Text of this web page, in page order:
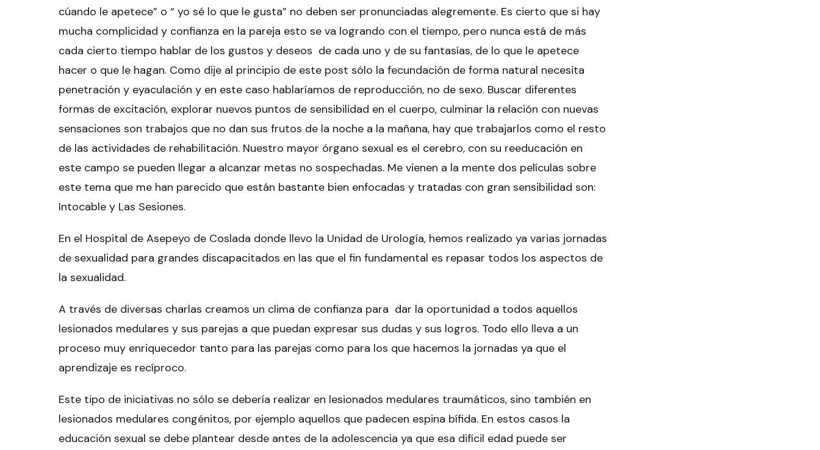
cúando le apetece” o “ yo sé lo que le gusta” no deben ser pronunciadas alegremente. Es cierto que si hay
mucha complicidad y confianza en la pareja esto se va logrando con el tiempo, pero nunca está de más
cada cierto tiempo hablar de los gustos y deseos de cada uno y de su fantasías, de lo que le apetece
hacer o que le hagan. Como dije al principio de este post sólo la fecundación de forma natural necesita
penetración y eyaculación y en este caso hablaríamos de reproducción, no de sexo. Buscar diferentes
formas de excitación, explorar nuevos puntos de sensibilidad en el cuerpo, culminar la relación con nuevas
sensaciones son trabajos que no dan sus frutos de la noche a la mañana, hay que trabajarlos como el resto
de las actividades de rehabilitación. Nuestro mayor órgano sexual es el cerebro, con su reeducación en
este campo se pueden llegar a alcanzar metas no sospechadas. Me vienen a la mente dos películas sobre
este tema que me han parecido que están bastante bien enfocadas y tratadas con gran sensibilidad son:
Intocable y Las Sesiones.
En el Hospital de Asepeyo de Coslada donde llevo la Unidad de Urología, hemos realizado ya varias jornadas
de sexualidad para grandes discapacitados en las que el fin fundamental es repasar todos los aspectos de
la sexualidad.
A través de diversas charlas creamos un clima de confianza para dar la oportunidad a todos aquellos
lesionados medulares y sus parejas a que puedan expresar sus dudas y sus logros. Todo ello lleva a un
proceso muy enriquecedor tanto para las parejas como para los que hacemos la jornadas ya que el
aprendizaje es recíproco.
Este tipo de iniciativas no sólo se debería realizar en lesionados medulares traumáticos, sino también en
lesionados medulares congénitos, por ejemplo aquellos que padecen espina bífida. En estos casos la
educación sexual se debe plantear desde antes de la adolescencia ya que esa difícil edad puede ser